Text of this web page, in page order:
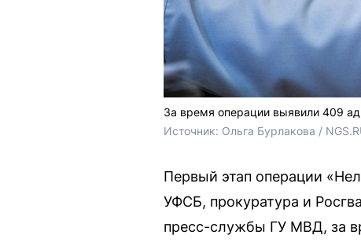
За время операции выявили 409
Источник: Ольга Бурлакова /
Первый этап операции
УФСБ, прокуратура и
пресс-службы ГУ МВД, за